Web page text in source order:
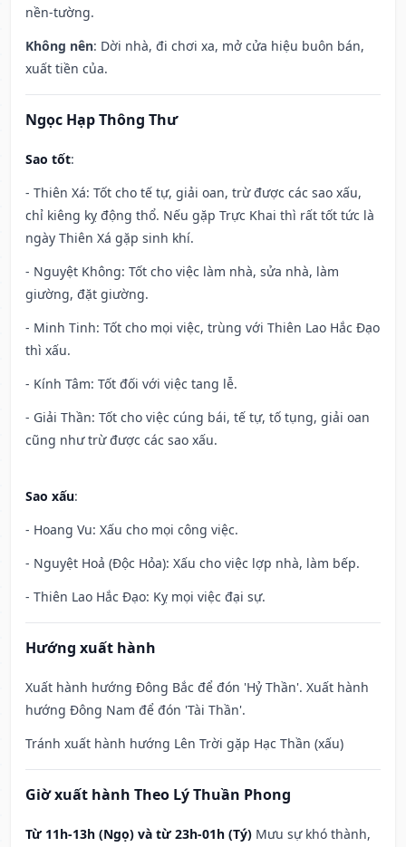
nền-tường.
Không nên: Dời nhà, đi chơi xa, mở cửa hiệu buôn bán,
xuất tiền của.
Ngọc Hạp Thông Thư
Sao tốt:
- Thiên Xá: Tốt cho tế tự, giải oan, trừ được các sao xấu,
chỉ kiêng kỵ động thổ. Nếu gặp Trực Khai thì rất tốt tức là
ngày Thiên Xá gặp sinh khí.
- Nguyệt Không: Tốt cho việc làm nhà, sửa nhà, làm
giường, đặt giường.
- Minh Tinh: Tốt cho mọi việc, trùng với Thiên Lao Hắc Đạo
thì xấu.
- Kính Tâm: Tốt đối với việc tang lễ.
- Giải Thần: Tốt cho việc cúng bái, tế tự, tố tụng, giải oan
cũng như trừ được các sao xấu.
Sao xấu:
- Hoang Vu: Xấu cho mọi công việc.
- Nguyệt Hoả (Độc Hỏa): Xấu cho việc lợp nhà, làm bếp.
- Thiên Lao Hắc Đạo: Kỵ mọi việc đại sự.
Hướng xuất hành
Xuất hành hướng Đông Bắc để đón 'Hỷ Thần'. Xuất hành
hướng Đông Nam để đón 'Tài Thần'.
Tránh xuất hành hướng Lên Trời gặp Hạc Thần (xấu)
Giờ xuất hành Theo Lý Thuần Phong
Từ 11h-13h (Ngọ) và từ 23h-01h (Tý) Mưu sự khó thành,